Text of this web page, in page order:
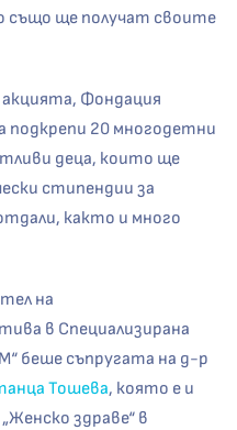
също ще получат своите
акцията, Фондация
подкрепи 20 многодетни
деца, които ще
стипендии за
както и много
на
в Специализирана
беше съпругата на д-р
Тошева, която е и
здраве“ в